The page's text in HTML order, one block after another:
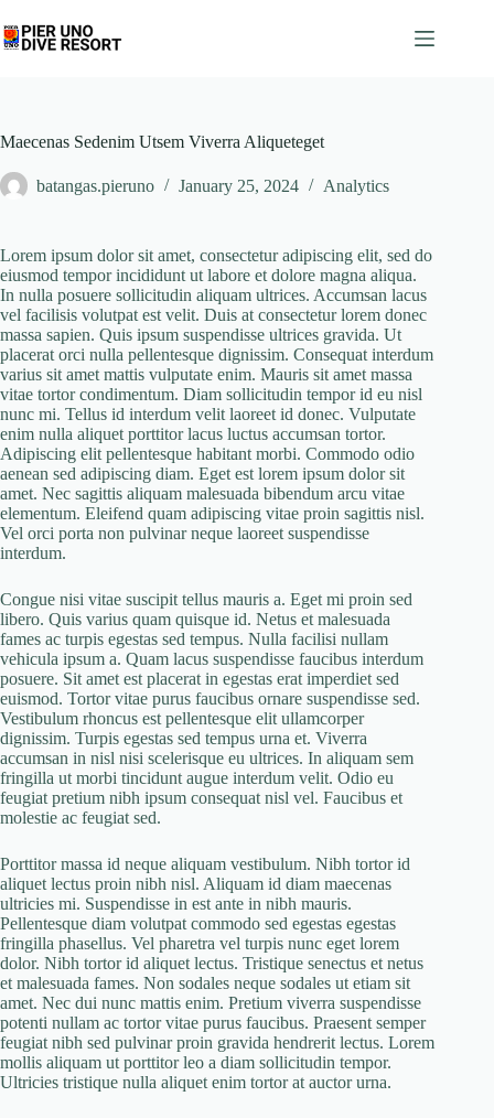
to
content
Maecenas Sedenim Utsem Viverra Aliqueteget
batangas.pieruno January 25, 2024 Analytics
Lorem ipsum dolor sit amet, consectetur adipiscing elit, sed do
eiusmod tempor incididunt ut labore et dolore magna aliqua.
In nulla posuere sollicitudin aliquam ultrices. Accumsan lacus
vel facilisis volutpat est velit. Duis at consectetur lorem donec
massa sapien. Quis ipsum suspendisse ultrices gravida. Ut
placerat orci nulla pellentesque dignissim. Consequat interdum
varius sit amet mattis vulputate enim. Mauris sit amet massa
vitae tortor condimentum. Diam sollicitudin tempor id eu nisl
nunc mi. Tellus id interdum velit laoreet id donec. Vulputate
enim nulla aliquet porttitor lacus luctus accumsan tortor.
Adipiscing elit pellentesque habitant morbi. Commodo odio
aenean sed adipiscing diam. Eget est lorem ipsum dolor sit
amet. Nec sagittis aliquam malesuada bibendum arcu vitae
elementum. Eleifend quam adipiscing vitae proin sagittis nisl.
Vel orci porta non pulvinar neque laoreet suspendisse
interdum.
Congue nisi vitae suscipit tellus mauris a. Eget mi proin sed
libero. Quis varius quam quisque id. Netus et malesuada
fames ac turpis egestas sed tempus. Nulla facilisi nullam
vehicula ipsum a. Quam lacus suspendisse faucibus interdum
posuere. Sit amet est placerat in egestas erat imperdiet sed
euismod. Tortor vitae purus faucibus ornare suspendisse sed.
Vestibulum rhoncus est pellentesque elit ullamcorper
dignissim. Turpis egestas sed tempus urna et. Viverra
accumsan in nisl nisi scelerisque eu ultrices. In aliquam sem
fringilla ut morbi tincidunt augue interdum velit. Odio eu
feugiat pretium nibh ipsum consequat nisl vel. Faucibus et
molestie ac feugiat sed.
Porttitor massa id neque aliquam vestibulum. Nibh tortor id
aliquet lectus proin nibh nisl. Aliquam id diam maecenas
ultricies mi. Suspendisse in est ante in nibh mauris.
Pellentesque diam volutpat commodo sed egestas egestas
fringilla phasellus. Vel pharetra vel turpis nunc eget lorem
dolor. Nibh tortor id aliquet lectus. Tristique senectus et netus
et malesuada fames. Non sodales neque sodales ut etiam sit
amet. Nec dui nunc mattis enim. Pretium viverra suspendisse
potenti nullam ac tortor vitae purus faucibus. Praesent semper
feugiat nibh sed pulvinar proin gravida hendrerit lectus. Lorem
mollis aliquam ut porttitor leo a diam sollicitudin tempor.
Ultricies tristique nulla aliquet enim tortor at auctor urna.